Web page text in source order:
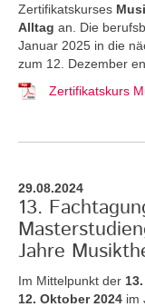
Zertifikatskurses
Alltag an.
Die
Januar 2025 in die
zum 12. Dezember
Zertifikatskurs
29.08.2024
13.
Jahre
Im Mittelpunkt der
12. Oktober 2024 im